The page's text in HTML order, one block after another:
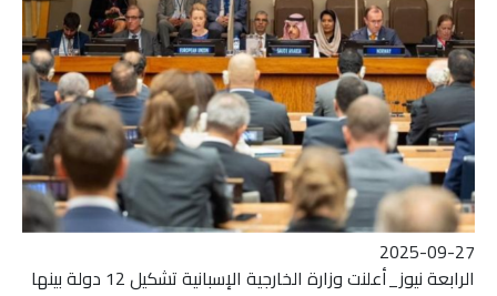
2025-09-27
الرابعة نيوز_أعلنت وزارة الخارجية الإسبانية تشكيل 12 دولة بينها